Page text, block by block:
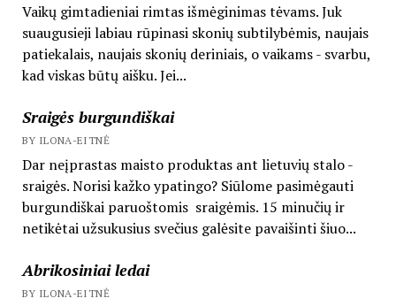
Vaikų gimtadieniai rimtas išmėginimas tėvams. Juk
suaugusieji labiau rūpinasi skonių subtilybėmis, naujais
patiekalais, naujais skonių deriniais, o vaikams - svarbu,
kad viskas būtų aišku. Jei...
Sraigės burgundiškai
BY ILONA-EITNĖ
Dar neįprastas maisto produktas ant lietuvių stalo -
sraigės. Norisi kažko ypatingo? Siūlome pasimėgauti
burgundiškai paruoštomis sraigėmis. 15 minučių ir
netikėtai užsukusius svečius galėsite pavaišinti šiuo...
Abrikosiniai ledai
BY ILONA-EITNĖ